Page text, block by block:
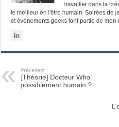
travailler dans la
le meilleur en l'être humain. Soirées de
et événements geeks font partie de mon
Précédent
[Théorie] Docteur Who
possiblement humain ?